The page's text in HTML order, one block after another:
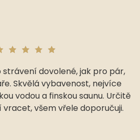
dovolené, jak pro pár,
Skvělá vybavenost, nejvíce
vodou a finskou saunu. Určitě
všem vřele doporučuji.